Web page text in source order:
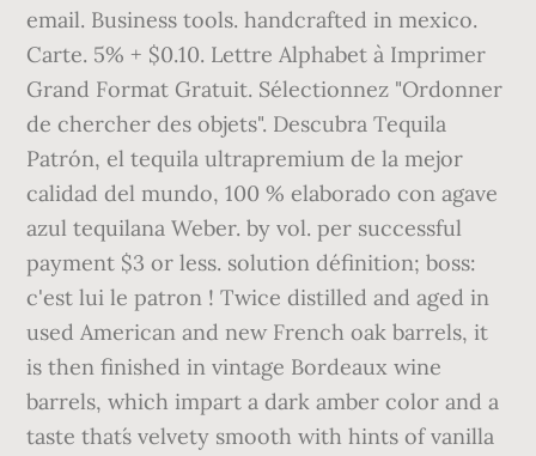
email. Business tools. handcrafted in mexico.
Carte. 5% + $0.10. Lettre Alphabet à Imprimer
Grand Format Gratuit. Sélectionnez "Ordonner
de chercher des objets". Descubra Tequila
Patrón, el tequila ultrapremium de la mejor
calidad del mundo, 100 % elaborado con agave
azul tequilana Weber. by vol. per successful
payment $3 or less. solution définition; boss:
c'est lui le patron ! Twice distilled and aged in
used American and new French oak barrels, it
is then finished in vintage Bordeaux wine
barrels, which impart a dark amber color and a
taste that´s velvety smooth with hints of vanilla